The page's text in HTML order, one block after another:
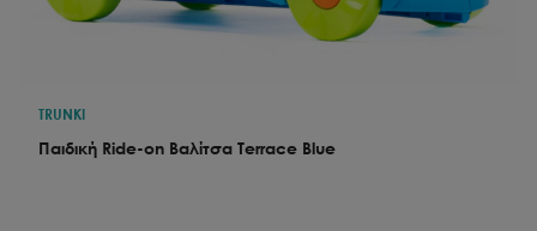
TRUNKI
Παιδική Ride-on Βαλίτσα Terrace Blue